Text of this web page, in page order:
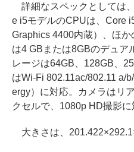
詳細なスペックとしては
e i5モデルのCPUは、Core
Graphics 4400内蔵）、ほ
は4 GBまたは8GBのデュア
レージは64GB、128GB、
はWi-Fi 802.11ac/802.11 a/
ergy）に対応。カメラはリ
クセルで、1080p HD撮影に
大きさは、